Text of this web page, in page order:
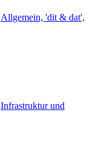
Allgemein, 'dit & dat',
Infrastruktur und